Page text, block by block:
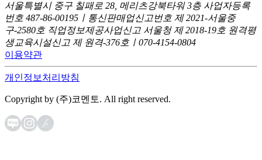
서울특별시 중구 칠패로 28, 메리츠강북타워 3층 사업자등록
번호 487-86-00195ㅣ통신판매업신고번호 제 2021-서울중
구-2580호 직업정보제공사업신고 서울청 제 2018-19호 원격평
생교육시설신고 제 원격-376호ㅣ070-4154-0804
이용약관
개인정보처리방침
Copyright by (주)코멘토. All right reserved.